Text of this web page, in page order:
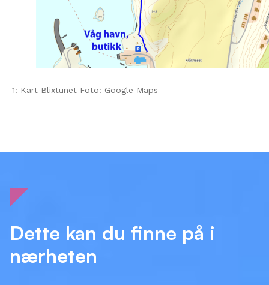
1: Kart Blixtunet Foto: Google Maps
Dette kan du finne på i
nærheten